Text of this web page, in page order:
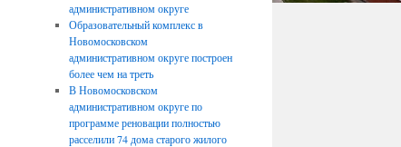
административном округе
Образовательный комплекс в
Новомосковском
административном округе построен
более чем на треть
В Новомосковском
административном округе по
программе реновации полностью
расселили 74 дома старого жилого